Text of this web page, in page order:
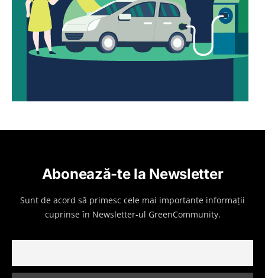
Abonează-te la Newsletter
Sunt de acord să primesc cele mai importante informații
cuprinse în Newsletter-ul GreenCommunity.